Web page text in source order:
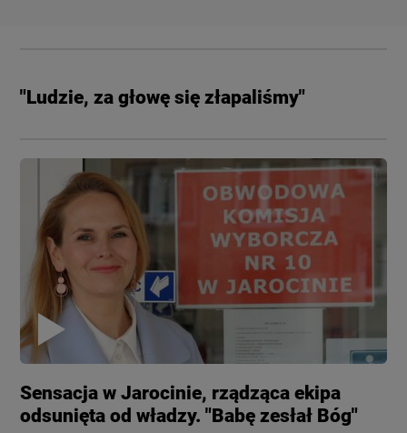
"Ludzie, za głowę się złapaliśmy"
Sensacja w Jarocinie, rządząca ekipa
odsunięta od władzy. "Babę zesłał Bóg"